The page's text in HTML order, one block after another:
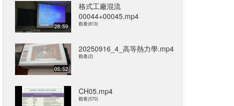
28:59
格式工廠混流
00044+00045.mp4
觀看(813)
05:52
20250916_4_高等熱力學.mp4
觀看(2)
CH05.mp4
觀看(570)